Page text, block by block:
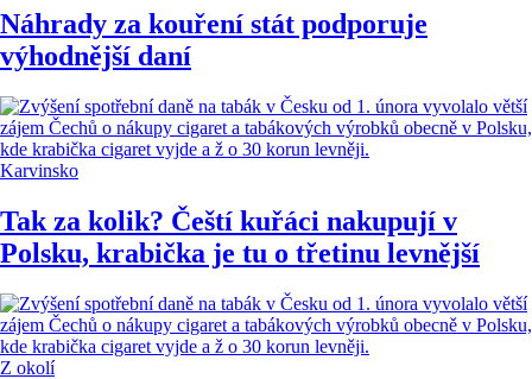
Náhrady za kouření stát podporuje
výhodnější daní
Karvinsko
Tak za kolik? Čeští kuřáci nakupují v
Polsku, krabička je tu o třetinu levnější
Z okolí